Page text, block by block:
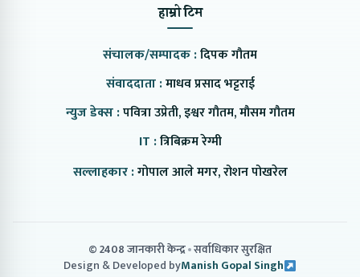
हाम्रो टिम
संचालक/सम्पादक :दिपक गौतम
संवाददाता :माधव प्रसाद भट्टराई
न्युज डेक्स :पवित्रा उप्रेती, इश्वर गौतम, मौसम गौतम
IT :त्रिबिक्रम रेग्मी
सल्लाहकार :गोपाल आले मगर, रोशन पोखरेल
© 2408 जानकारी केन्द्र सर्वाधिकार सुरक्षित
Design & Developed byManish Gopal Singh